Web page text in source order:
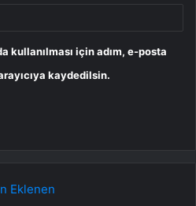
kullanılması için adım, e-posta
kaydedilsin.
Eklenen